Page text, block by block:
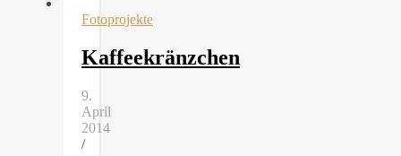
Fotoprojekte
Kaffeekränzchen
9.
April
2014
/